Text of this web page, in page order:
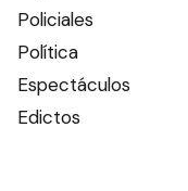
Policiales
Política
Espectáculos
Edictos